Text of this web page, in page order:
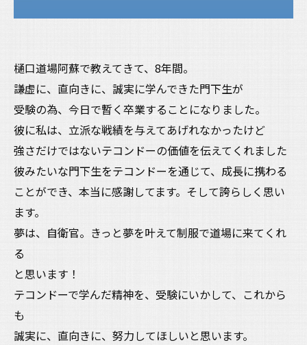
樋口道場阿蘇で教えてきて、8年間。
謙虚に、直向きに、誠実に学んできた門下生が
受験の為、今日で暫く卒業することになりました。
彼に私は、立派な戦績を与えてあげれなかったけど
強さだけではないテコンドーの価値を伝えてくれました
彼みたいな門下生をテコンドーを通じて、成長に携わる
ことができ、本当に感謝してます。そして誇らしく思い
ます。
夢は、自衛官。きっと夢を叶えて制服で道場に来てくれ
る
と思います！
テコンドーで学んだ精神を、受験にいかして、これから
も
誠実に、直向きに、努力してほしいと思います。